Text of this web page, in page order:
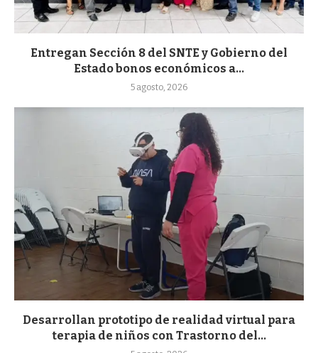
Entregan Sección 8 del SNTE y Gobierno del
Estado bonos económicos a...
5 agosto, 2026
Desarrollan prototipo de realidad virtual para
terapia de niños con Trastorno del...